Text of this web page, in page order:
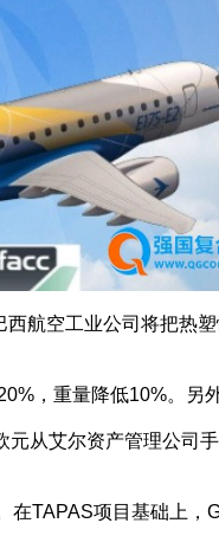
空工业公司将把热
，重量降低10%。另
艾尔资产管理公司
TAPAS项目基础上，